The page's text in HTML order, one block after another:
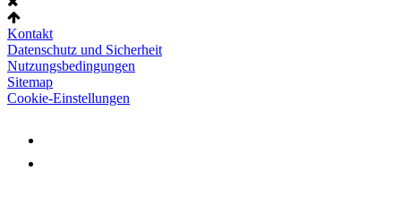
Kontakt
Datenschutz und Sicherheit
Nutzungsbedingungen
Sitemap
Cookie-Einstellungen